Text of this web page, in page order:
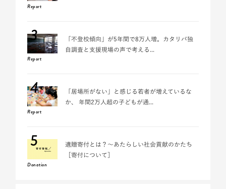
Report
3
Report
「不登校傾向」が5年間で8万人増。カタリバ独
自調査と支援現場の声で考える...
4
Report
「居場所がない」と感じる若者が増えているな
か、 年間2万人超の子どもが通...
5
Donation
遺贈寄付とは？～あたらしい社会貢献のかたち
［寄付について］